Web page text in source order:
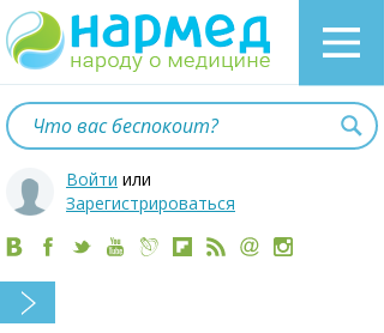
Войти или
Зарегистрироваться